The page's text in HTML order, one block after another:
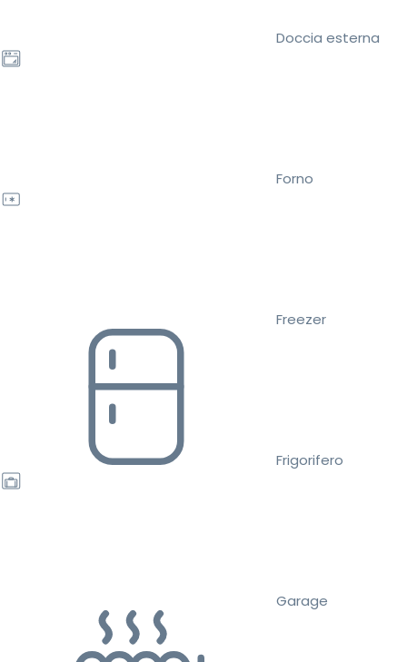
Doccia esterna
Forno
Freezer
Frigorifero
Garage